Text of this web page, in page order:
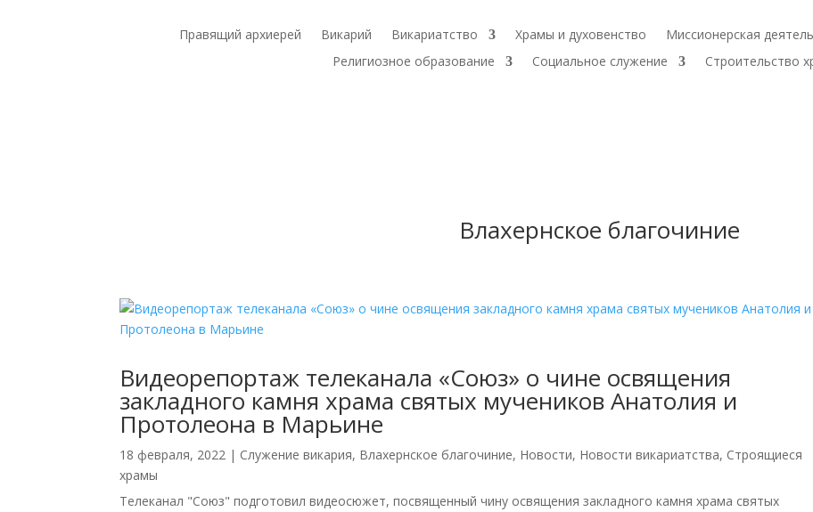
Правящий архиерей Викарий Викариатство Храмы и духовенство Миссионерская
Религиозное образование
Социальное служение Строительство
Влахернское благочиние
Видеорепортаж телеканала «Союз» о чине освящения
закладного камня храма святых мучеников Анатолия и
Протолеона в Марьине
18 февраля, 2022 | Cлужение викария, Влахернское благочиние, Новости, Новости викариатства, Строящиеся
храмы
Телеканал "Союз" подготовил видеосюжет, посвященный чину освящения закладного камня храма святых